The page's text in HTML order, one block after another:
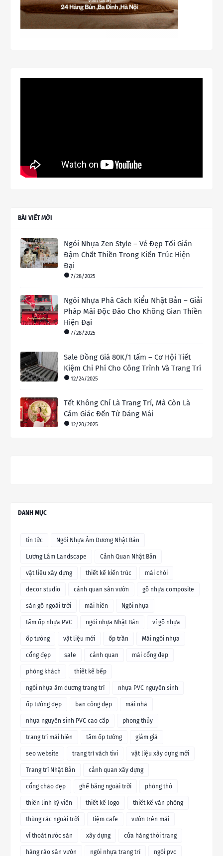
BÀI VIẾT MỚI
Ngói Nhựa Zen Style – Vẻ Đẹp Tối Giản
Đậm Chất Thiền Trong Kiến Trúc Hiện
Đại
7/28/2025
Ngói Nhựa Phá Cách Kiểu Nhật Bản – Giải
Pháp Mái Độc Đáo Cho Không Gian Thiền
Hiện Đại
7/28/2025
Sale Đồng Giá 80K/1 tấm – Cơ Hội Tiết
Kiệm Chi Phí Cho Công Trình Và Trang Trí
12/24/2025
Tết Không Chỉ Là Trang Trí, Mà Còn Là
Cảm Giác Đến Từ Dáng Mái
12/20/2025
DANH MỤC
tin tức Ngói Nhựa Âm Dương Nhật Bản
Lương Lâm Landscape Cảnh Quan Nhật Bản
vật liệu xây dựng thiết kế kiến trúc mái chòi
decor studio cảnh quan sân vườn gỗ nhựa composite
sàn gỗ ngoài trời mái hiên Ngói nhựa
tấm ốp nhựa PVC ngói nhựa Nhật Bản vỉ gỗ nhựa
ốp tường vật liệu mới ốp trần Mái ngói nhựa
cổng đẹp sale cảnh quan mái cổng đẹp
phòng khách thiết kế bếp
ngói nhựa âm dương trang trí nhựa PVC nguyên sinh
ốp tường đẹp ban công đẹp mái nhà
nhựa nguyên sinh PVC cao cấp phong thủy
trang trí mái hiên tấm ốp tường giảm giá
seo website trang trí vách tivi vật liệu xây dựng mới
Trang trí Nhật Bản cảnh quan xây dựng
cổng chào đẹp ghế băng ngoài trời phòng thờ
thiên linh kỳ viên thiết kế logo thiết kế văn phòng
thùng rác ngoài trời tiệm cafe vườn trên mái
vỉ thoát nước sàn xây dựng cửa hàng thời trang
hàng rào sân vườn ngói nhựa trang trí ngói pvc